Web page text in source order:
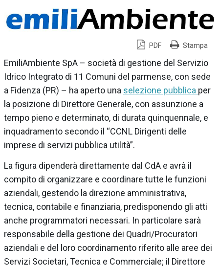
PDF Stampa
EmiliAmbiente SpA – società di gestione del Servizio
Idrico Integrato di 11 Comuni del parmense, con sede
a Fidenza (PR) – ha aperto una selezione pubblica per
la posizione di Direttore Generale, con assunzione a
tempo pieno e determinato, di durata quinquennale, e
inquadramento secondo il “CCNL Dirigenti delle
imprese di servizi pubblica utilità”.
La figura dipenderà direttamente dal CdA e avrà il
compito di organizzare e coordinare tutte le funzioni
aziendali, gestendo la direzione amministrativa,
tecnica, contabile e finanziaria, predisponendo gli atti
anche programmatori necessari. In particolare sarà
responsabile della gestione dei Quadri/Procuratori
aziendali e del loro coordinamento riferito alle aree dei
Servizi Societari, Tecnica e Commerciale; il Direttore